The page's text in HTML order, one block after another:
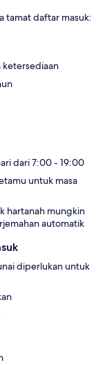
tamat daftar masuk:
ketersediaan
dari 7:00 - 19:00
untuk masa
hartanah mungkin
automatik
diperlukan untuk